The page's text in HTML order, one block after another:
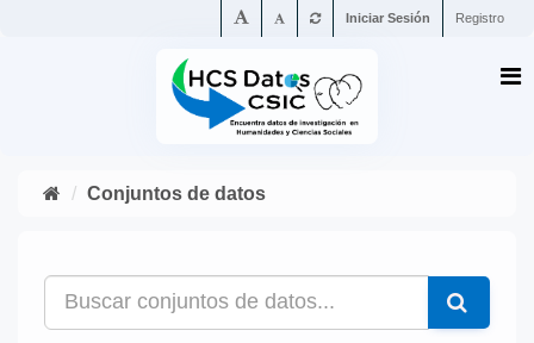
Iniciar Sesión Registro
Conjuntos de datos